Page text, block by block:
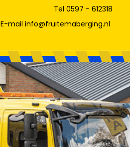
Tel 0597 - 612318
E-mail info@fruitemaberging.nl